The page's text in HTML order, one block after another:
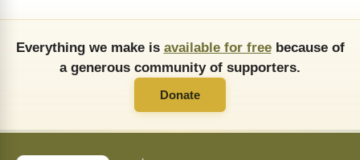
Everything we make is available for freebecause of
a generous community of supporters.
Donate